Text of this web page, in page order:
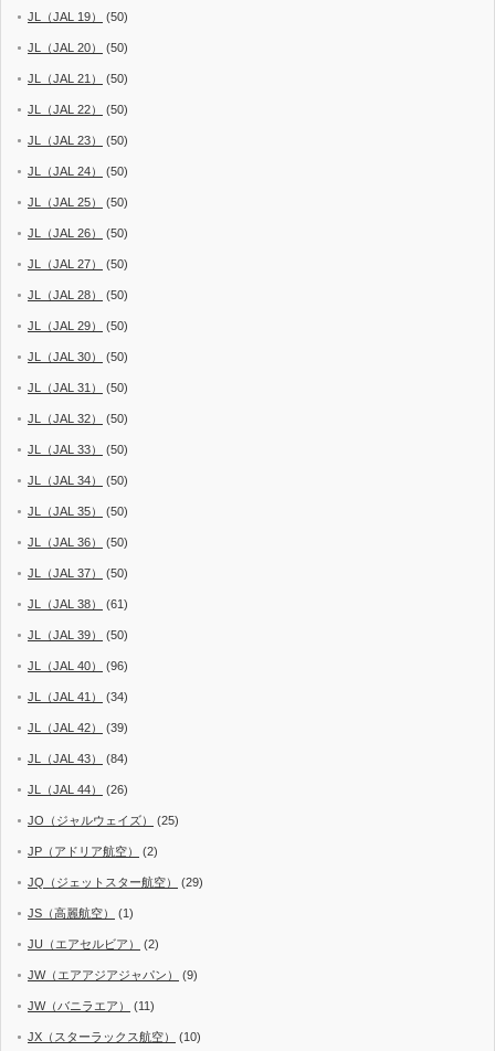
JL（JAL 19） (50)
JL（JAL 20） (50)
JL（JAL 21） (50)
JL（JAL 22） (50)
JL（JAL 23） (50)
JL（JAL 24） (50)
JL（JAL 25） (50)
JL（JAL 26） (50)
JL（JAL 27） (50)
JL（JAL 28） (50)
JL（JAL 29） (50)
JL（JAL 30） (50)
JL（JAL 31） (50)
JL（JAL 32） (50)
JL（JAL 33） (50)
JL（JAL 34） (50)
JL（JAL 35） (50)
JL（JAL 36） (50)
JL（JAL 37） (50)
JL（JAL 38） (61)
JL（JAL 39） (50)
JL（JAL 40） (96)
JL（JAL 41） (34)
JL（JAL 42） (39)
JL（JAL 43） (84)
JL（JAL 44） (26)
JO（ジャルウェイズ） (25)
JP（アドリア航空） (2)
JQ（ジェットスター航空） (29)
JS（高麗航空） (1)
JU（エアセルビア） (2)
JW（エアアジアジャパン） (9)
JW（バニラエア） (11)
JX（スターラックス航空） (10)